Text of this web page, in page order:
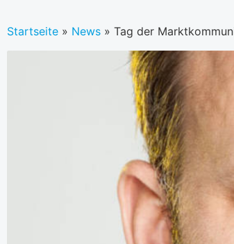
Startseite » News » Tag der